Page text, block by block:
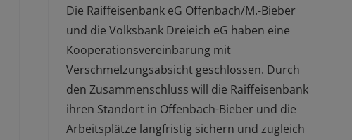
Die Raiffeisenbank eG Offenbach/M.-Bieber
und die Volksbank Dreieich eG haben eine
Kooperationsvereinbarung mit
Verschmelzungsabsicht geschlossen. Durch
den Zusammenschluss will die Raiffeisenbank
ihren Standort in Offenbach-Bieber und die
Arbeitsplätze langfristig sichern und zugleich